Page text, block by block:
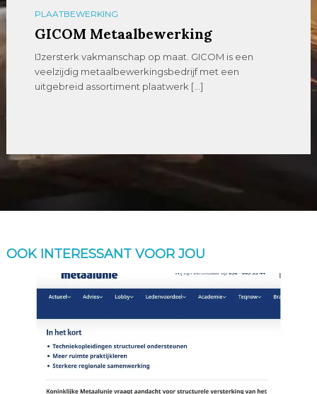
PLAATBEWERKING
GICOM Metaalbewerking
IJzersterk vakmanschap op maat. GICOM is een
veelzijdig metaalbewerkingsbedrijf met een
uitgebreid assortiment plaatwerk […]
OOK INTERESSANT VOOR JOU